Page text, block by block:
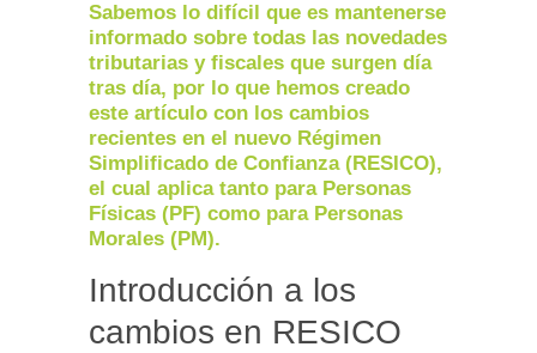
Sabemos lo difícil que es mantenerse
informado sobre todas las novedades
tributarias y fiscales que surgen día
tras día, por lo que hemos creado
este artículo con los cambios
recientes en el nuevo Régimen
Simplificado de Confianza (RESICO),
el cual aplica tanto para Personas
Físicas (PF) como para Personas
Morales (PM).
Introducción a los
cambios en RESICO